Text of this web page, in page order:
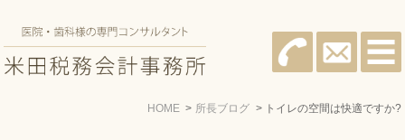
HOME 所長ブログ トイレの空間は快適ですか?